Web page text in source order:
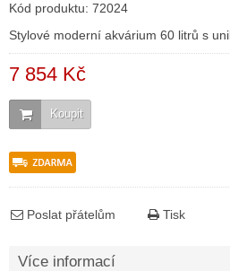
Kód produktu: 72024
Stylové moderní akvárium 60 litrů s
7 854 Kč
Koupit
Poslat přátelům Tisk
Více informací